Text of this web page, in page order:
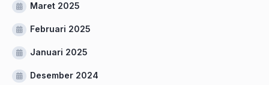
Maret 2025
Februari 2025
Januari 2025
Desember 2024